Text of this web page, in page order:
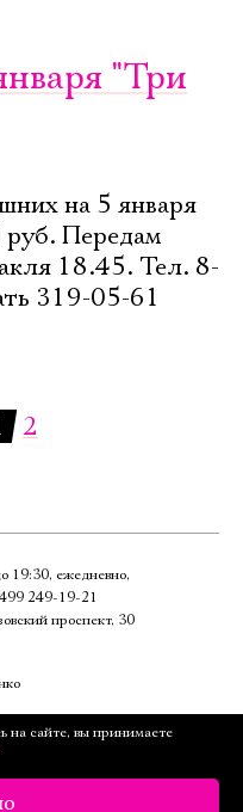
"Три
на 5 января
Передам
18.45. Тел. 8-
319-05-61
2
19:30, ежедневно,
249‑19‑21
проспект, 30
сайте, вы принимаете